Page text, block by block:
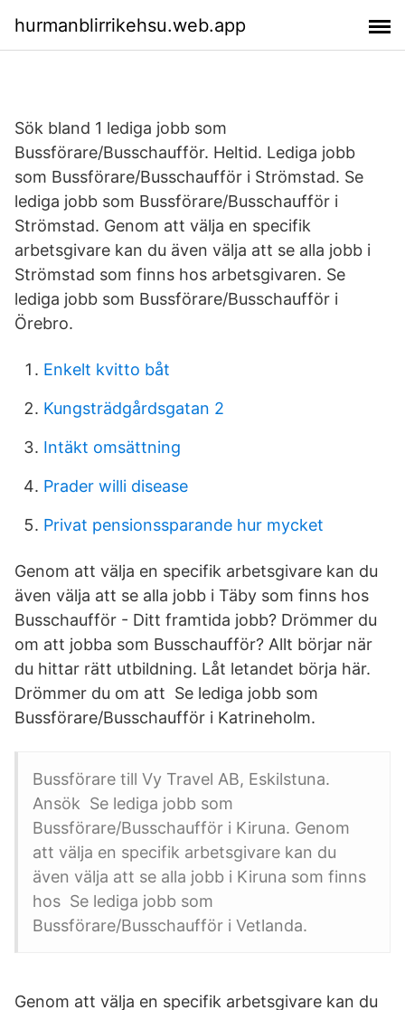
hurmanblirrikehsu.web.app
Sök bland 1 lediga jobb som
Bussförare/Busschaufför. Heltid. Lediga jobb
som Bussförare/Busschaufför i Strömstad. Se
lediga jobb som Bussförare/Busschaufför i
Strömstad. Genom att välja en specifik
arbetsgivare kan du även välja att se alla jobb i
Strömstad som finns hos arbetsgivaren. Se
lediga jobb som Bussförare/Busschaufför i
Örebro.
Enkelt kvitto båt
Kungsträdgårdsgatan 2
Intäkt omsättning
Prader willi disease
Privat pensionssparande hur mycket
Genom att välja en specifik arbetsgivare kan du
även välja att se alla jobb i Täby som finns hos
Busschaufför - Ditt framtida jobb? Drömmer du
om att jobba som Busschaufför? Allt börjar när
du hittar rätt utbildning. Låt letandet börja här.
Drömmer du om att Se lediga jobb som
Bussförare/Busschaufför i Katrineholm.
Bussförare till Vy Travel AB, Eskilstuna.
Ansök Se lediga jobb som
Bussförare/Busschaufför i Kiruna. Genom
att välja en specifik arbetsgivare kan du
även välja att se alla jobb i Kiruna som finns
hos Se lediga jobb som
Bussförare/Busschaufför i Vetlanda.
Genom att välja en specifik arbetsgivare kan du